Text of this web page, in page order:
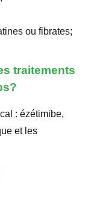
ou fibrates;
traitements
: ézétimibe,
et les